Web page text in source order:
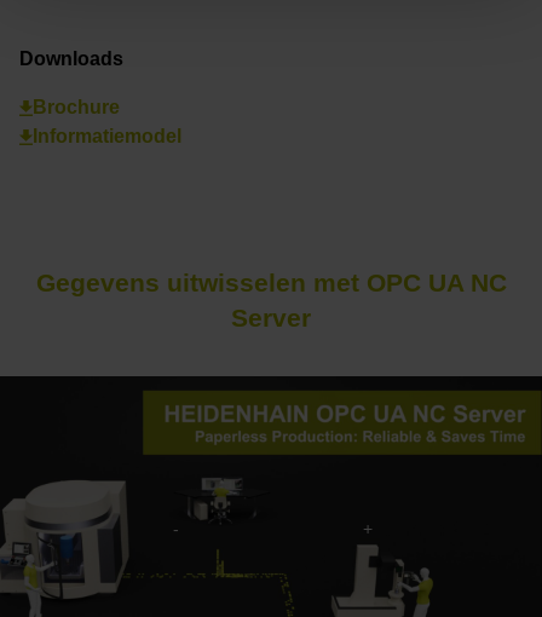
Downloads
Brochure
Informatiemodel
Gegevens uitwisselen met OPC UA NC
Server